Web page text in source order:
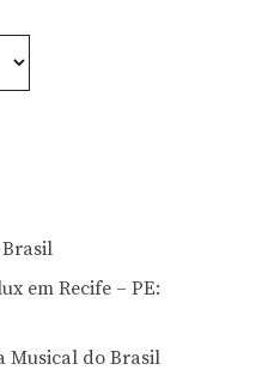
Brasil
em Recife – PE:
Musical do Brasil